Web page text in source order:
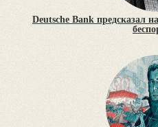
Deutsche Bank предсказал